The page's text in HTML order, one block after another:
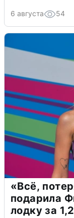
6 августа 54
«Всё,
подарила
лодку за